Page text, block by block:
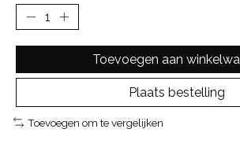
Toevoegen aan
Plaats bestelling
Toevoegen om te vergelijken